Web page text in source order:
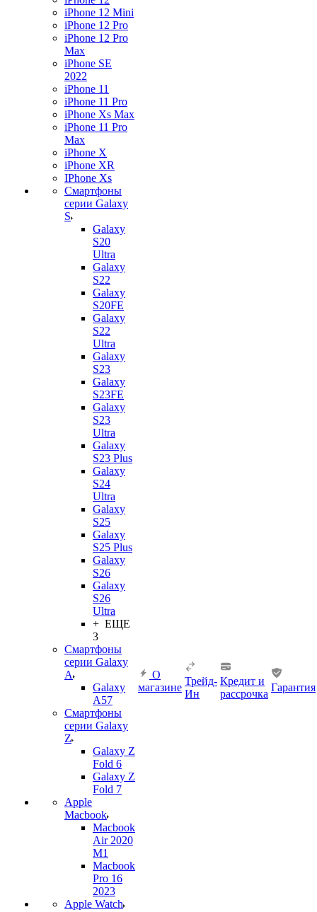
iPhone 12 Mini
iPhone 12 Pro
iPhone 12 Pro
Max
iPhone SE
2022
iPhone 11
iPhone 11 Pro
iPhone Xs Max
iPhone 11 Pro
Max
iPhone X
iPhone XR
IPhone Xs
Смартфоны
серии Galaxy
S
Galaxy
S20
Ultra
Galaxy
S22
Galaxy
S20FE
Galaxy
S22
Ultra
Galaxy
S23
Galaxy
S23FE
Galaxy
S23
Ultra
Galaxy
S23 Plus
Galaxy
S24
Ultra
Galaxy
S25
Galaxy
S25 Plus
Galaxy
S26
Galaxy
S26
Ultra
+ ЕЩЕ
3
Смартфоны
серии Galaxy
A
Galaxy
A57
Смартфоны
серии Galaxy
Z
Galaxy Z
Fold 6
Galaxy Z
Fold 7
Apple
Macbook
Macbook
Air 2020
M1
Macbook
Pro 16
2023
Apple Watch
О
магазине
Трейд-
Ин
Кредит и
рассрочка
Гарантия